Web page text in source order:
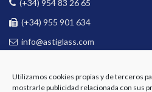
Utilizamos cookies propias y de terceros
mostrarle publicidad relacionada con sus
(+34) 954 83 26 65
(+34) 955 901 634
info@astiglass.com